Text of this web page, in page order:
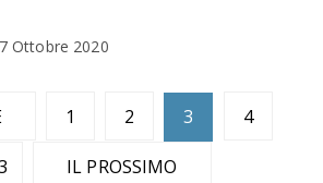
7 Ottobre 2020
1 2 3 4
IL PROSSIMO